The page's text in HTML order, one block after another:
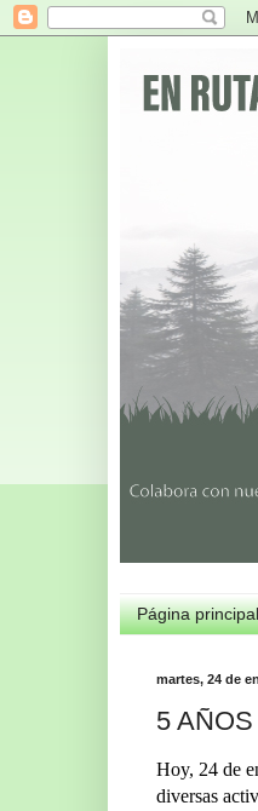
Página principal
martes, 24 de
5
Hoy, 24 de
diversas